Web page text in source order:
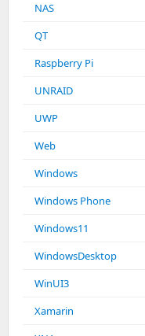
NAS
QT
Raspberry Pi
UNRAID
UWP
Web
Windows
Windows Phone
Windows11
WindowsDesktop
WinUI3
Xamarin